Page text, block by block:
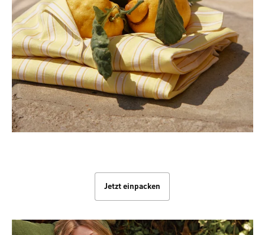
Jetzt einpacken